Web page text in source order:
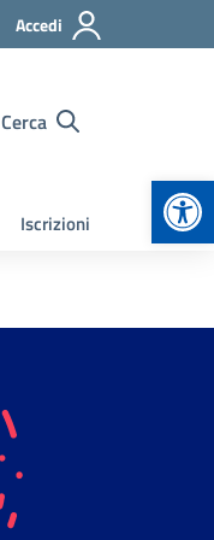
Accedi
Cerca
Iscrizioni